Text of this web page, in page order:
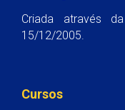
Criada através
15/12/2005.
Cursos